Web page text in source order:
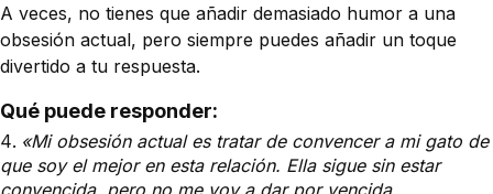
A veces, no tienes que añadir demasiado humor a una
obsesión actual, pero siempre puedes añadir un toque
divertido a tu respuesta.
Qué puede responder:
«Mi obsesión actual es tratar de convencer a mi gato de
que soy el mejor en esta relación. Ella sigue sin estar
convencida, pero no me voy a dar por vencida.